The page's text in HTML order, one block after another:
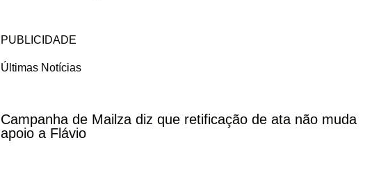
PUBLICIDADE
Últimas Notícias
Campanha de Mailza diz que retificação de ata não muda
apoio a Flávio